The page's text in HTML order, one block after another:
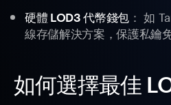
硬體 LOD3 代幣錢包： 如
線存儲解決方案，保護私鑰
如何選擇最佳